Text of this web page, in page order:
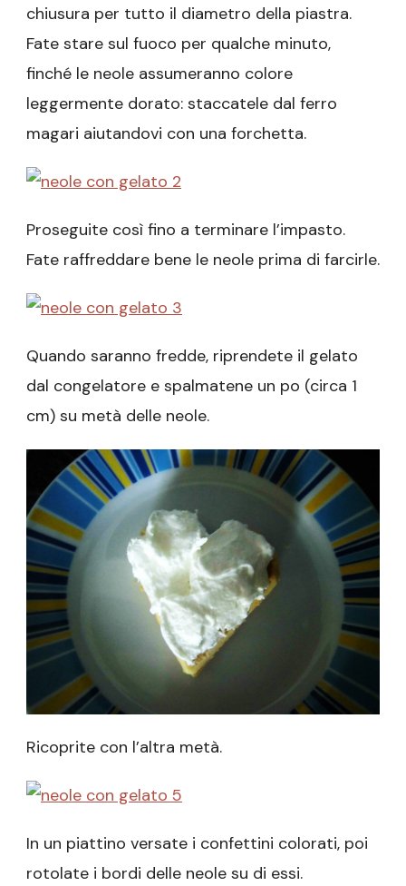
chiusura per tutto il diametro della piastra.
Fate stare sul fuoco per qualche minuto,
finché le neole assumeranno colore
leggermente dorato: staccatele dal ferro
magari aiutandovi con una forchetta.
Proseguite così fino a terminare l’impasto.
Fate raffreddare bene le neole prima di farcirle.
Quando saranno fredde, riprendete il gelato
dal congelatore e spalmatene un po (circa 1
cm) su metà delle neole.
Ricoprite con l’altra metà.
In un piattino versate i confettini colorati, poi
rotolate i bordi delle neole su di essi.